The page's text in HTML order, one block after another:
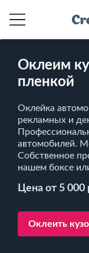
Оклеим
пленкой
Оклейка
рекламных и
автомобилей.
Собственное
нашем боксе
Цена от 5 000
Оклеить